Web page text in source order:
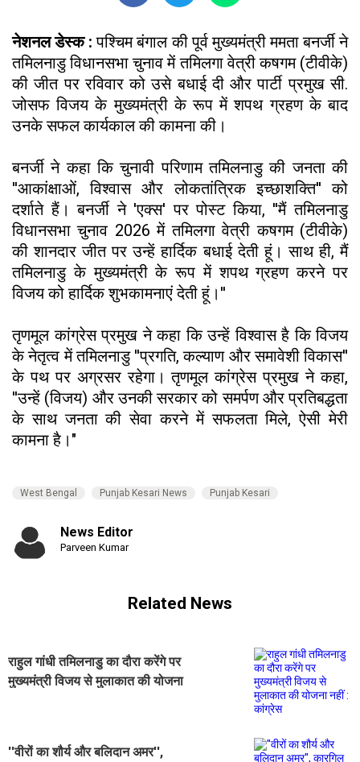
नेशनल डेस्क :पश्चिम बंगाल की पूर्व मुख्यमंत्री ममता बनर्जी ने
तमिलनाडु विधानसभा चुनाव में तमिलगा वेत्री कषगम (टीवीके)
की जीत पर रविवार को उसे बधाई दी और पार्टी प्रमुख सी.
जोसफ विजय के मुख्यमंत्री के रूप में शपथ ग्रहण के बाद
उनके सफल कार्यकाल की कामना की।
बनर्जी ने कहा कि चुनावी परिणाम तमिलनाडु की जनता की
''आकांक्षाओं, विश्वास और लोकतांत्रिक इच्छाशक्ति'' को
दर्शाते हैं। बनर्जी ने 'एक्स' पर पोस्ट किया, ''मैं तमिलनाडु
विधानसभा चुनाव 2026 में तमिलगा वेत्री कषगम (टीवीके)
की शानदार जीत पर उन्हें हार्दिक बधाई देती हूं। साथ ही, मैं
तमिलनाडु के मुख्यमंत्री के रूप में शपथ ग्रहण करने पर
विजय को हार्दिक शुभकामनाएं देती हूं।''
तृणमूल कांग्रेस प्रमुख ने कहा कि उन्हें विश्वास है कि विजय
के नेतृत्व में तमिलनाडु ''प्रगति, कल्याण और समावेशी विकास''
के पथ पर अग्रसर रहेगा। तृणमूल कांग्रेस प्रमुख ने कहा,
''उन्हें (विजय) और उनकी सरकार को समर्पण और प्रतिबद्धता
के साथ जनता की सेवा करने में सफलता मिले, ऐसी मेरी
कामना है।"
West Bengal Punjab Kesari News Punjab Kesari
News Editor
Parveen Kumar
Related News
राहुल गांधी तमिलनाडु का दौरा करेंगे पर
मुख्यमंत्री विजय से मुलाकात की योजना
''वीरों का शौर्य और बलिदान अमर'',